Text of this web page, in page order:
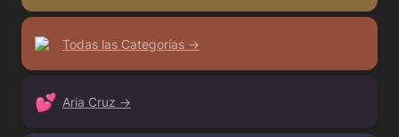
Todas las Categorías →
💕 Aria Cruz →